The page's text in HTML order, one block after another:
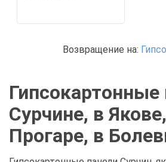
Возвращение на:
Гипсокартонные
Сурчине, в
Прогаре, в